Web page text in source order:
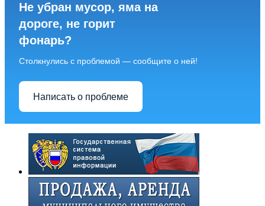
Не убран мусор, яма на
дороге, не горит
фонарь?
Столкнулись с проблемой — сообщите о ней!
Написать о проблеме